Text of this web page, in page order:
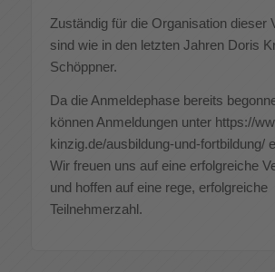
Zuständig für die Organisation dieser
sind wie in den letzten Jahren Doris
Schöppner.
Da die Anmeldephase bereits
können Anmeldungen unter https://
kinzig.de/ausbildung-und-fortbildung/
Wir freuen uns auf eine erfolgreiche
und hoffen auf eine rege, erfolgreiche
Teilnehmerzahl.